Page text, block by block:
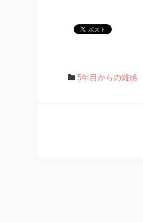
5年目からの雑感